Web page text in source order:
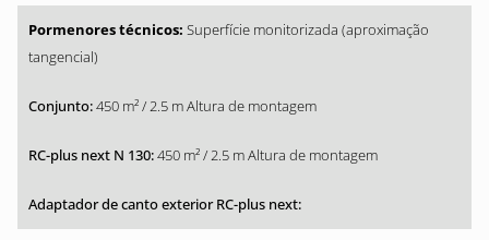
Superfície monitorizada (aproximação
tangencial)
450 m² / 2.5 m Altura de montagem
450 m² / 2.5 m Altura de montagem